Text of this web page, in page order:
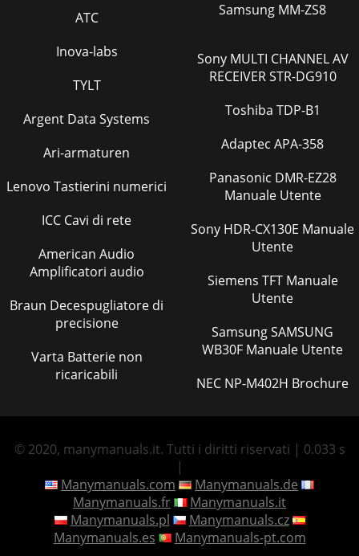
ATC
Inova-labs
TYLT
Argent Data Systems
Ari-armaturen
Lenovo Tastierini numerici
ICC Cavi di rete
American Audio
Amplificatori audio
Braun Decespugliatore di
precisione
Varta Batterie non
ricaricabili
Samsung MM-ZS8
Sony MULTI CHANNEL AV
RECEIVER STR-DG910
Toshiba TDP-B1
Adaptec APA-358
Panasonic DMR-EZ28
Manuale Utente
Sony HDR-CX130E Manuale
Utente
Siemens TFT Manuale
Utente
Samsung SAMSUNG
WB30F Manuale Utente
NEC NP-M402H Brochure
© 2020, manymanuals.it. Tutti i diritti riservati | 0.033 s
|
Manymanuals.com
Manymanuals.de
Manymanuals.fr
Manymanuals.it
Manymanuals.pl
Manymanuals.cz
Manymanuals.es
Manymanuals-pt.com